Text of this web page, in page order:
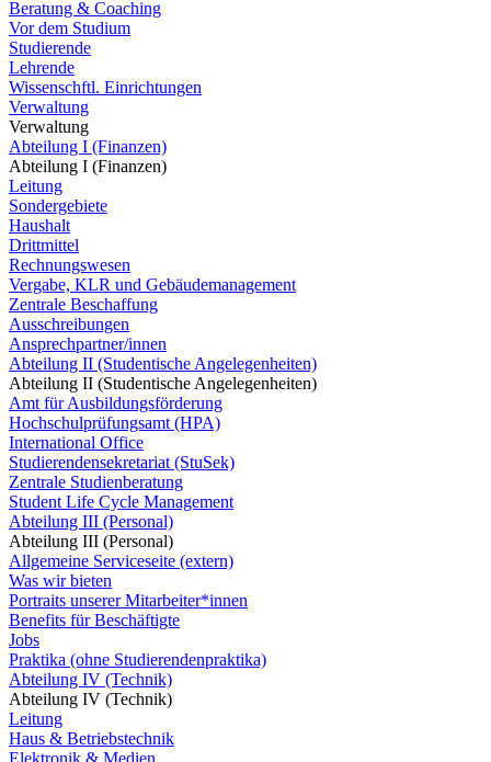
Beratung & Coaching
Vor dem Studium
Studierende
Lehrende
Wissenschftl. Einrichtungen
Verwaltung
Verwaltung
Abteilung I (Finanzen)
Abteilung I (Finanzen)
Leitung
Sondergebiete
Haushalt
Drittmittel
Rechnungswesen
Vergabe, KLR und Gebäudemanagement
Zentrale Beschaffung
Ausschreibungen
Ansprechpartner/innen
Abteilung II (Studentische Angelegenheiten)
Abteilung II (Studentische Angelegenheiten)
Amt für Ausbildungsförderung
Hochschulprüfungsamt (HPA)
International Office
Studierendensekretariat (StuSek)
Zentrale Studienberatung
Student Life Cycle Management
Abteilung III (Personal)
Abteilung III (Personal)
Allgemeine Serviceseite (extern)
Was wir bieten
Portraits unserer Mitarbeiter*innen
Benefits für Beschäftigte
Jobs
Praktika (ohne Studierendenpraktika)
Abteilung IV (Technik)
Abteilung IV (Technik)
Leitung
Haus & Betriebstechnik
Elektronik & Medien